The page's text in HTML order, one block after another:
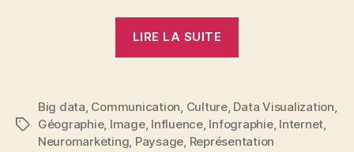
LIRE LA SUITE
Étiquettes
Big data, Communication, Culture, Data Visualization,
Géographie, Image, Influence, Infographie, Internet,
Neuromarketing, Paysage, Représentation